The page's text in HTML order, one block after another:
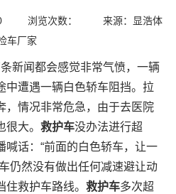
浏览次数： 来源：显浩体
车厂家
新闻都会感觉非常气愤，一辆
中遭遇一辆白色轿车阻挡。拉
，情况非常危急，由于去医院
大。 救护车没办法进行超
喊话：“前面的白色轿车，让一
仍然没有做出任何减速避让动
救护车路线。 救护车多次超